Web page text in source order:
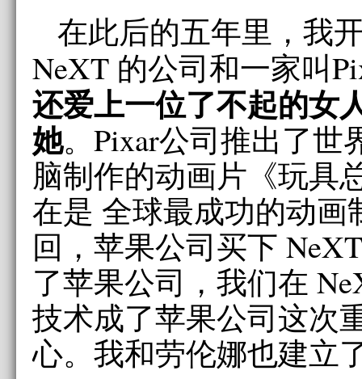
在此后的五年里，我
NeXT 的公司和一家叫
还爱上一位了不起的女
她。Pixar公司推出了世
脑制作的动画片《玩具
在是 全球最成功的动画
回，苹果公司买下
了苹果公司，我们在
技术成了苹果公司这次
心。我和劳伦娜也建立